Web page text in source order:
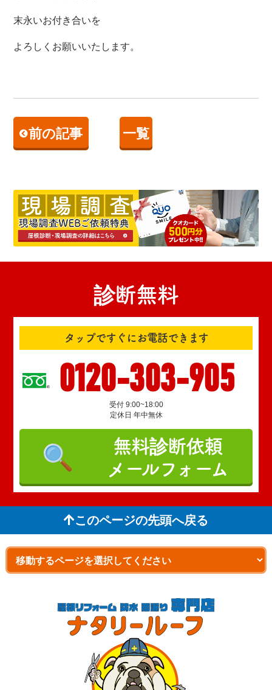
末永いお付き合いを
よろしくお願いいたします。
前の記事 一覧
診断無料
タップですぐにお電話できます
0120-303-905
受付 9:00~18:00
定休日 年中無休
無料診断依頼
メールフォーム
このページの先頭へ戻る